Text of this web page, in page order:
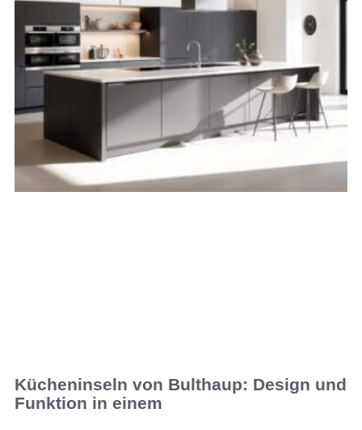
Kücheninseln von Bulthaup: Design und
Funktion in einem